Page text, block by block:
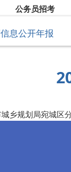
公务员招考
息公开年报
乡规划局宛城区